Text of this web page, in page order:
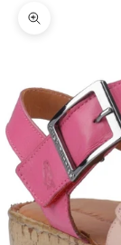
Bild vergrößern